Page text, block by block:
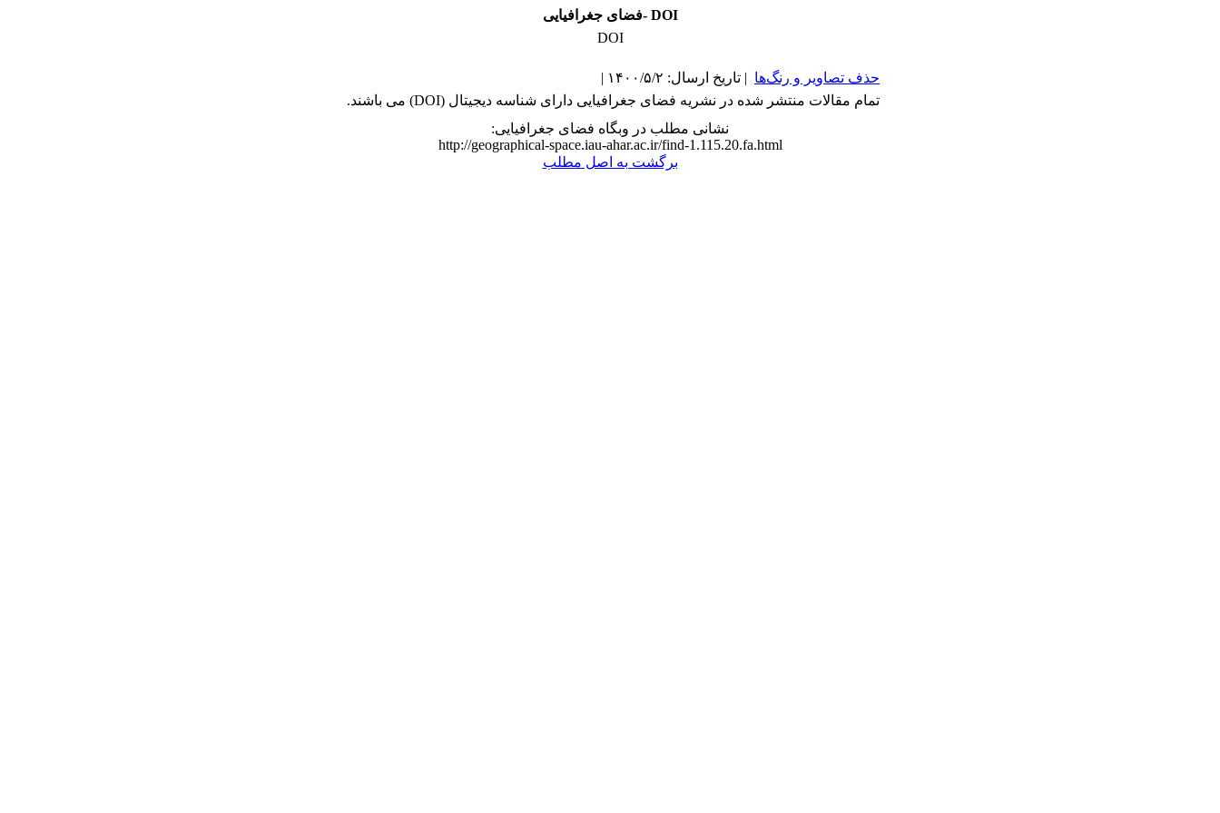
فضای جغرافیایی- DOI
DOI
حذف تصاویر و رنگ‌ها | تاریخ ارسال: ۱۴۰۰/۵/۲ |
تمام مقالات منتشر شده در نشریه فضای جغرافیایی دارای شناسه دیجیتال (DOI) می باشند.
نشانی مطلب در وبگاه فضای جغرافیایی:
http://geographical-space.iau-ahar.ac.ir/find-1.115.20.fa.html
برگشت به اصل مطلب